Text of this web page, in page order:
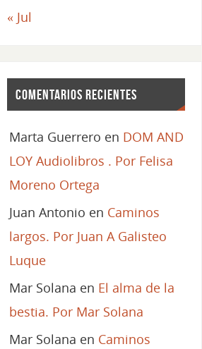
« Jul
Comentarios recientes
Marta Guerrero en DOM AND
LOY Audiolibros . Por Felisa
Moreno Ortega
Juan Antonio en Caminos
largos. Por Juan A Galisteo
Luque
Mar Solana en El alma de la
bestia. Por Mar Solana
Mar Solana en Caminos